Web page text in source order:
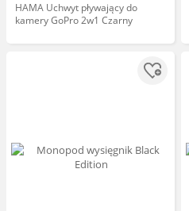
HAMA Uchwyt pływający do
kamery GoPro 2w1 Czarny